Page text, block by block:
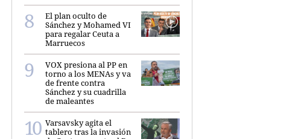
El plan oculto de
Sánchez y Mohamed VI
para regalar Ceuta a
Marruecos
VOX presiona al PP en
torno a los MENAs y va
de frente contra
Sánchez y su cuadrilla
de maleantes
Varsavsky agita el
tablero tras la invasión